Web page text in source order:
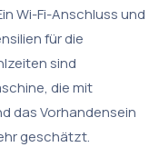
Wi-Fi-Anschluss und
für die
sind
die mit
das Vorhandensein
geschätzt.